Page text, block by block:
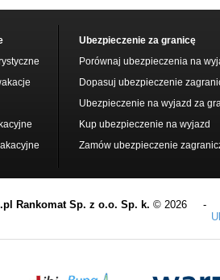
Ubezpieczenie za granicę
Porównaj ubezpieczenia na
Dopasuj ubezpieczenie
Ubezpieczenie na wyjazd za
Kup ubezpieczenie na wyjazd
Zamów ubezpieczenie
Rankomat Sp. z o.o. Sp. k. © 2026